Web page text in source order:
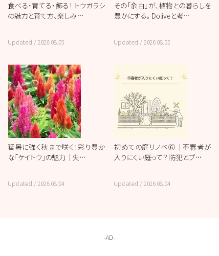
食べる・育てる・飾る！ トウガラシ
の魅力と育て方、楽しみ…
Updated /2026.08.05
その「余白」が、植物との暮らしを
豊かにする。 Doliveと考…
Updated /2026.08.05
猛暑に強く秋まで咲く！彩り豊か
な「ケイトウ」の魅力｜失…
Updated /2026.08.04
初めての庭リノベ⑥｜不審者が
入りにくい庭って？ 防犯とプ…
Updated /2026.08.04